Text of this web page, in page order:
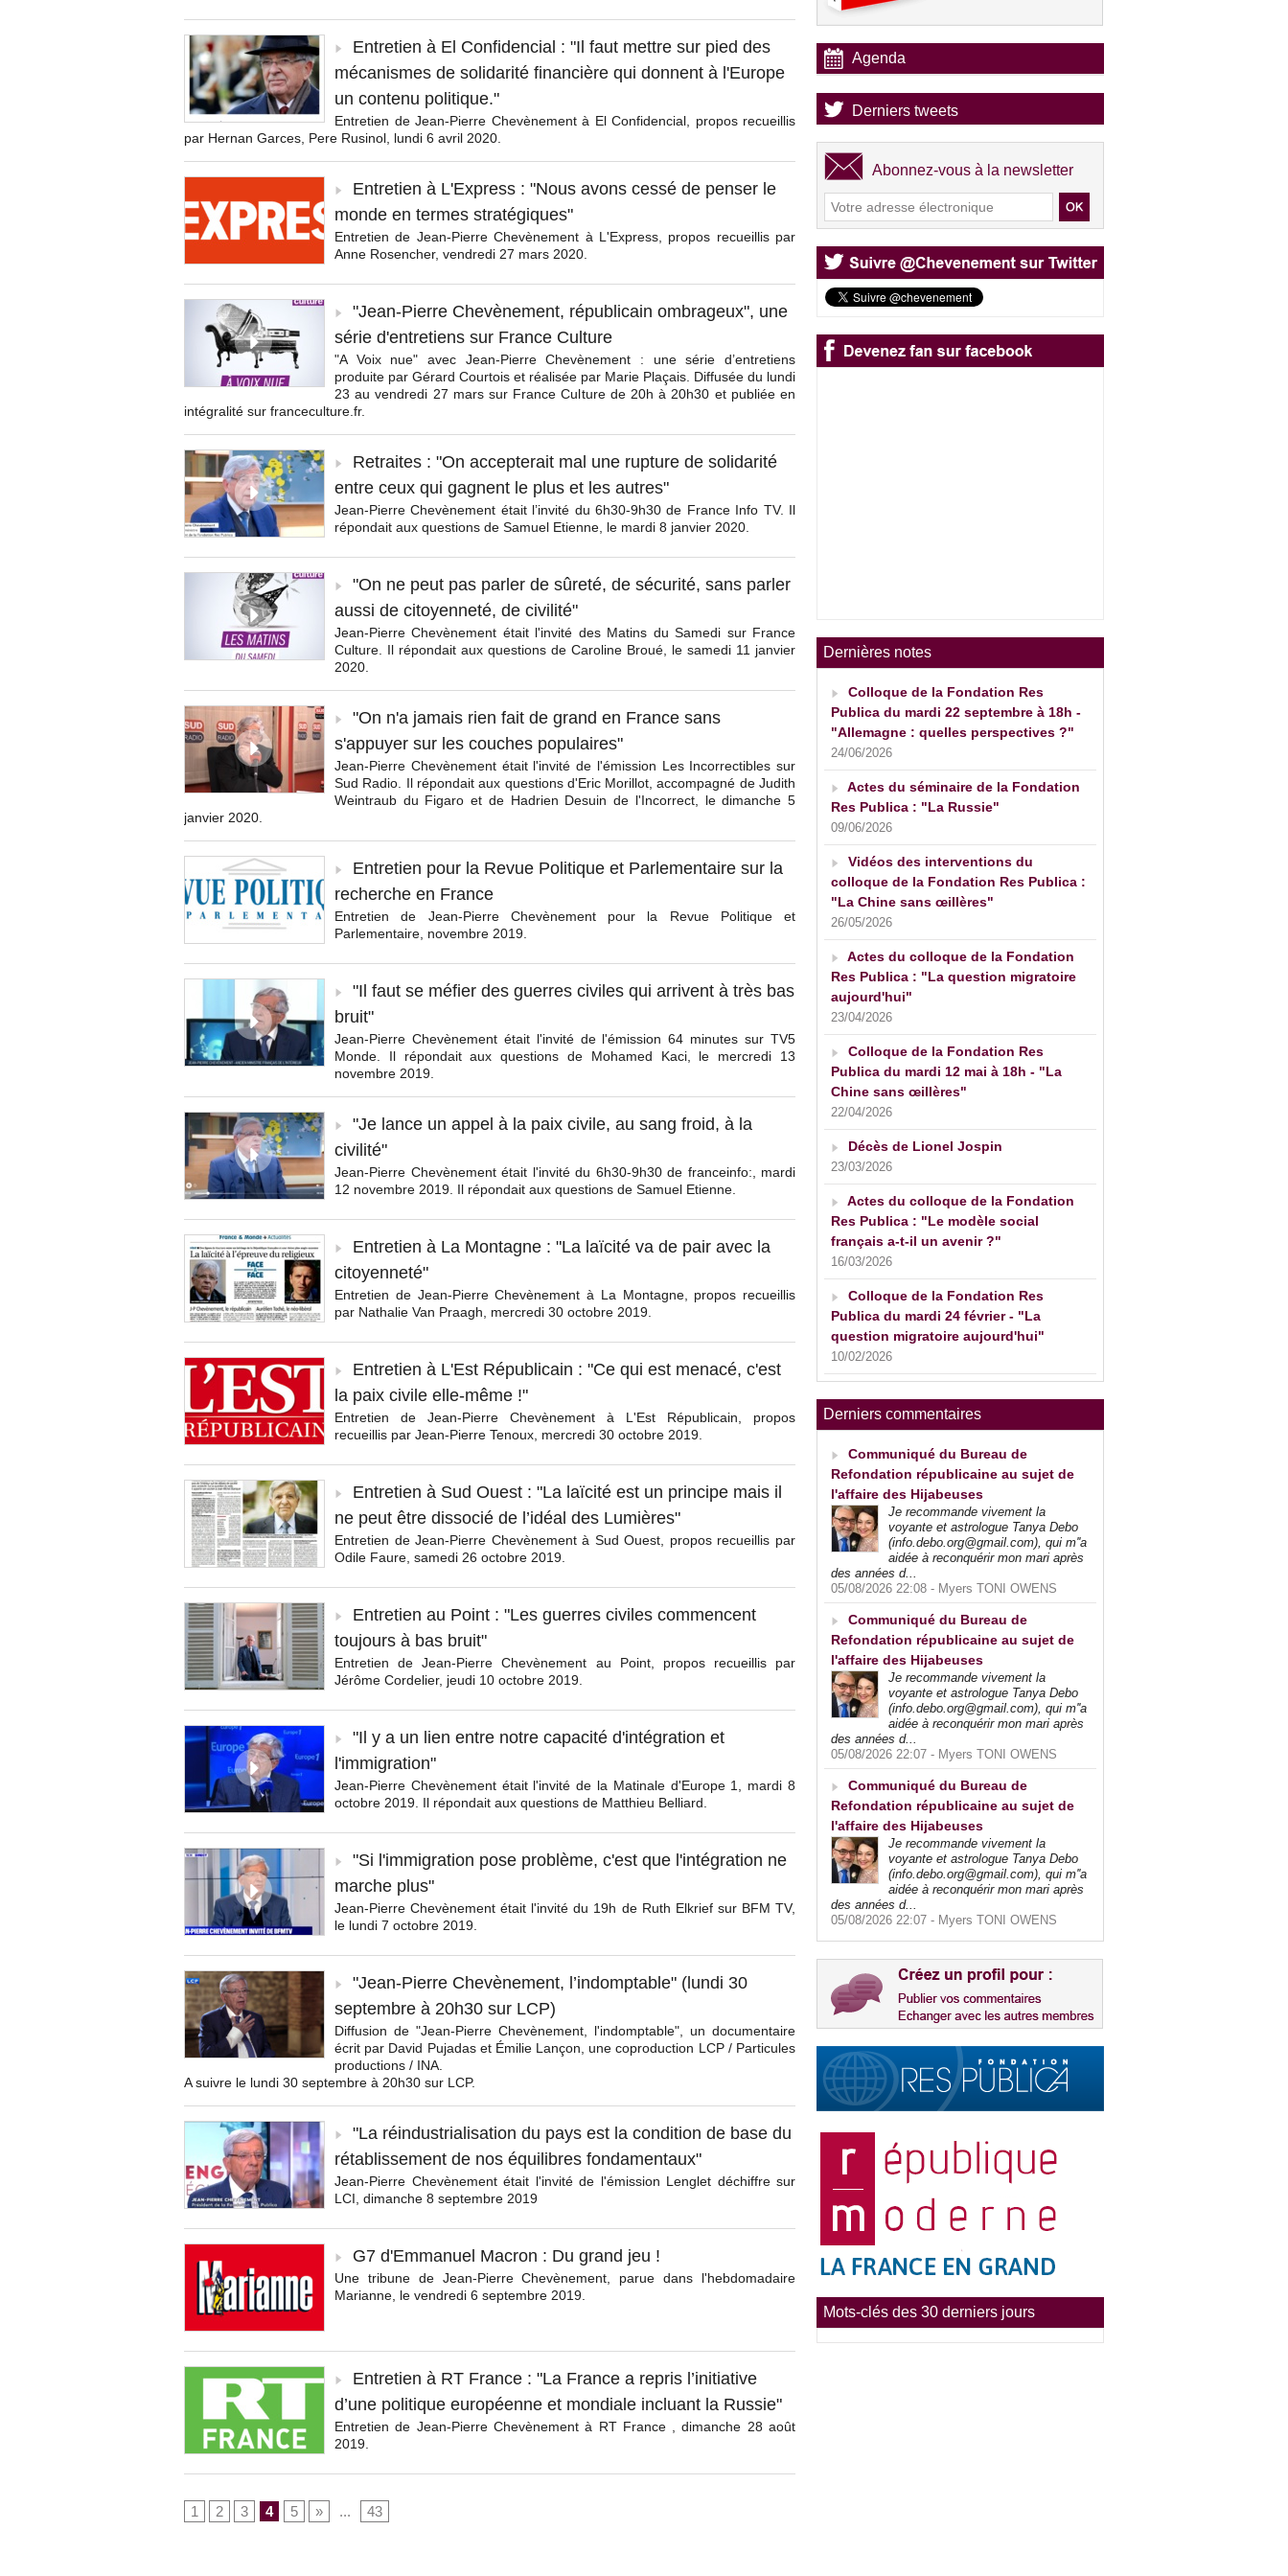
Entretien à El Confidencial : "Il faut mettre sur pied des
mécanismes de solidarité financière qui donnent à l'Europe
un contenu politique."
Entretien de Jean-Pierre Chevènement à El Confidencial, propos recueillis
par Hernan Garces, Pere Rusinol, lundi 6 avril 2020.
Entretien à L'Express : "Nous avons cessé de penser le
monde en termes stratégiques"
Entretien de Jean-Pierre Chevènement à L'Express, propos recueillis par
Anne Rosencher, vendredi 27 mars 2020.
"Jean-Pierre Chevènement, républicain ombrageux", une
série d'entretiens sur France Culture
"A Voix nue" avec Jean-Pierre Chevènement : une série d’entretiens
produite par Gérard Courtois et réalisée par Marie Plaçais. Diffusée du lundi
23 au vendredi 27 mars sur France Culture de 20h à 20h30 et publiée en
intégralité sur franceculture.fr.
Retraites : "On accepterait mal une rupture de solidarité
entre ceux qui gagnent le plus et les autres"
Jean-Pierre Chevènement était l’invité du 6h30-9h30 de France Info TV. Il
répondait aux questions de Samuel Etienne, le mardi 8 janvier 2020.
"On ne peut pas parler de sûreté, de sécurité, sans parler
aussi de citoyenneté, de civilité"
Jean-Pierre Chevènement était l'invité des Matins du Samedi sur France
Culture. Il répondait aux questions de Caroline Broué, le samedi 11 janvier
2020.
"On n'a jamais rien fait de grand en France sans
s'appuyer sur les couches populaires"
Jean-Pierre Chevènement était l'invité de l'émission Les Incorrectibles sur
Sud Radio. Il répondait aux questions d'Eric Morillot, accompagné de Judith
Weintraub du Figaro et de Hadrien Desuin de l'Incorrect, le dimanche 5
janvier 2020.
Entretien pour la Revue Politique et Parlementaire sur la
recherche en France
Entretien de Jean-Pierre Chevènement pour la Revue Politique et
Parlementaire, novembre 2019.
"Il faut se méfier des guerres civiles qui arrivent à très bas
bruit"
Jean-Pierre Chevènement était l'invité de l'émission 64 minutes sur TV5
Monde. Il répondait aux questions de Mohamed Kaci, le mercredi 13
novembre 2019.
"Je lance un appel à la paix civile, au sang froid, à la
civilité"
Jean-Pierre Chevènement était l'invité du 6h30-9h30 de franceinfo:, mardi
12 novembre 2019. Il répondait aux questions de Samuel Etienne.
Entretien à La Montagne : "La laïcité va de pair avec la
citoyenneté"
Entretien de Jean-Pierre Chevènement à La Montagne, propos recueillis
par Nathalie Van Praagh, mercredi 30 octobre 2019.
Entretien à L'Est Républicain : "Ce qui est menacé, c'est
la paix civile elle-même !"
Entretien de Jean-Pierre Chevènement à L'Est Républicain, propos
recueillis par Jean-Pierre Tenoux, mercredi 30 octobre 2019.
Entretien à Sud Ouest : "La laïcité est un principe mais il
ne peut être dissocié de l’idéal des Lumières"
Entretien de Jean-Pierre Chevènement à Sud Ouest, propos recueillis par
Odile Faure, samedi 26 octobre 2019.
Entretien au Point : "Les guerres civiles commencent
toujours à bas bruit"
Entretien de Jean-Pierre Chevènement au Point, propos recueillis par
Jérôme Cordelier, jeudi 10 octobre 2019.
"Il y a un lien entre notre capacité d'intégration et
l'immigration"
Jean-Pierre Chevènement était l'invité de la Matinale d'Europe 1, mardi 8
octobre 2019. Il répondait aux questions de Matthieu Belliard.
"Si l'immigration pose problème, c'est que l'intégration ne
marche plus"
Jean-Pierre Chevènement était l'invité du 19h de Ruth Elkrief sur BFM TV,
le lundi 7 octobre 2019.
"Jean-Pierre Chevènement, l’indomptable" (lundi 30
septembre à 20h30 sur LCP)
Diffusion de "Jean-Pierre Chevènement, l'indomptable", un documentaire
écrit par David Pujadas et Émilie Lançon, une coproduction LCP / Particules
productions / INA.
A suivre le lundi 30 septembre à 20h30 sur LCP.
"La réindustrialisation du pays est la condition de base du
rétablissement de nos équilibres fondamentaux"
Jean-Pierre Chevènement était l'invité de l'émission Lenglet déchiffre sur
LCI, dimanche 8 septembre 2019
G7 d'Emmanuel Macron : Du grand jeu !
Une tribune de Jean-Pierre Chevènement, parue dans l'hebdomadaire
Marianne, le vendredi 6 septembre 2019.
Entretien à RT France : "La France a repris l’initiative
d’une politique européenne et mondiale incluant la Russie"
Entretien de Jean-Pierre Chevènement à RT France , dimanche 28 août
2019.
1 2 3 4 5 » ... 43
Agenda
Derniers tweets
Abonnez-vous à la newsletter
Dernières notes
Colloque de la Fondation Res
Publica du mardi 22 septembre à 18h -
"Allemagne : quelles perspectives ?"
24/06/2026
Actes du séminaire de la Fondation
Res Publica : "La Russie"
09/06/2026
Vidéos des interventions du
colloque de la Fondation Res Publica :
"La Chine sans œillères"
26/05/2026
Actes du colloque de la Fondation
Res Publica : "La question migratoire
aujourd'hui"
23/04/2026
Colloque de la Fondation Res
Publica du mardi 12 mai à 18h - "La
Chine sans œillères"
22/04/2026
Décès de Lionel Jospin
23/03/2026
Actes du colloque de la Fondation
Res Publica : "Le modèle social
français a-t-il un avenir ?"
16/03/2026
Colloque de la Fondation Res
Publica du mardi 24 février - "La
question migratoire aujourd'hui"
10/02/2026
Derniers commentaires
Communiqué du Bureau de
Refondation républicaine au sujet de
l'affaire des Hijabeuses
Je recommande vivement la
voyante et astrologue Tanya Debo
(info.debo.org@gmail.com), qui m''a
aidée à reconquérir mon mari après
des années d...
05/08/2026 22:08 - Myers TONI OWENS
Communiqué du Bureau de
Refondation républicaine au sujet de
l'affaire des Hijabeuses
Je recommande vivement la
voyante et astrologue Tanya Debo
(info.debo.org@gmail.com), qui m''a
aidée à reconquérir mon mari après
des années d...
05/08/2026 22:07 - Myers TONI OWENS
Communiqué du Bureau de
Refondation républicaine au sujet de
l'affaire des Hijabeuses
Je recommande vivement la
voyante et astrologue Tanya Debo
(info.debo.org@gmail.com), qui m''a
aidée à reconquérir mon mari après
des années d...
05/08/2026 22:07 - Myers TONI OWENS
Mots-clés des 30 derniers jours